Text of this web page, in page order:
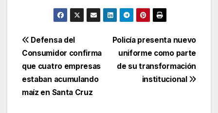
Navegación
de
entradas
Policía presenta nuevo
uniforme como parte
de su transformación
institucional
Defensa del
Consumidor confirma
que cuatro empresas
estaban acumulando
maíz en Santa Cruz